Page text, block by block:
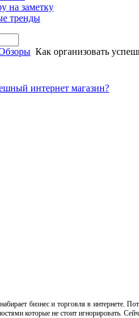
на заметку
тренды
Как организовать
интернет магазин?
бизнес и торговля в интернете.
которые не стоит игнорировать.